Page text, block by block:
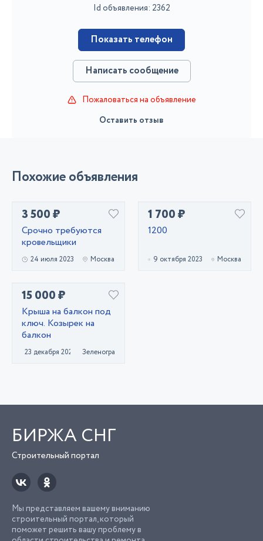
Id объявления: 2362
Показать телефон
Написать сообщение
Пожаловаться на объявление
Оставить отзыв
Похожие объявления
3 500 ₽
Срочно требуются
кровельщики
24 июля 2023 Москва
1 700 ₽
1200
9 октября 2023 Москва
15 000 ₽
Крыша на балкон под
ключ. Козырек на
балкон
23 декабря 2020 Зеленоград
БИРЖА СНГ
Строительный портал
Мы представляем вашему вниманию
строительный портал, который
поможет решить вашу проблему в